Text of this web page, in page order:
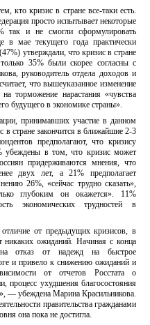
кто кризис в стране все-таки есть.
просто испытывает некоторые
так и не смогли сформулировать
в мае текущего года практически
утверждали, что кризис в стране
35% были скорее согласны с
руководитель отдела доходов и
что вышеуказанное изменение
торможение нарастания «чувства
будущего в экономике страны».
принимавших участие в данном
в стране закончится в ближайшие 2-3
предполагают, что кризису
убеждены в том, что кризис может
придерживаются мнения, что
двух лет, а 21% предполагает
26%, «сейчас трудно сказать»,
глубоким он окажется». 11%
экономических трудностей в
от предыдущих кризисов, в
никаких ожиданий. Начиная с конца
отказ от надежд на быстрое
и привело к снижению ожиданий и
от отчетов Росстата о
ухудшения благосостояния
— убеждена Марина Красильникова.
правительства гражданами
она пока не достигла.